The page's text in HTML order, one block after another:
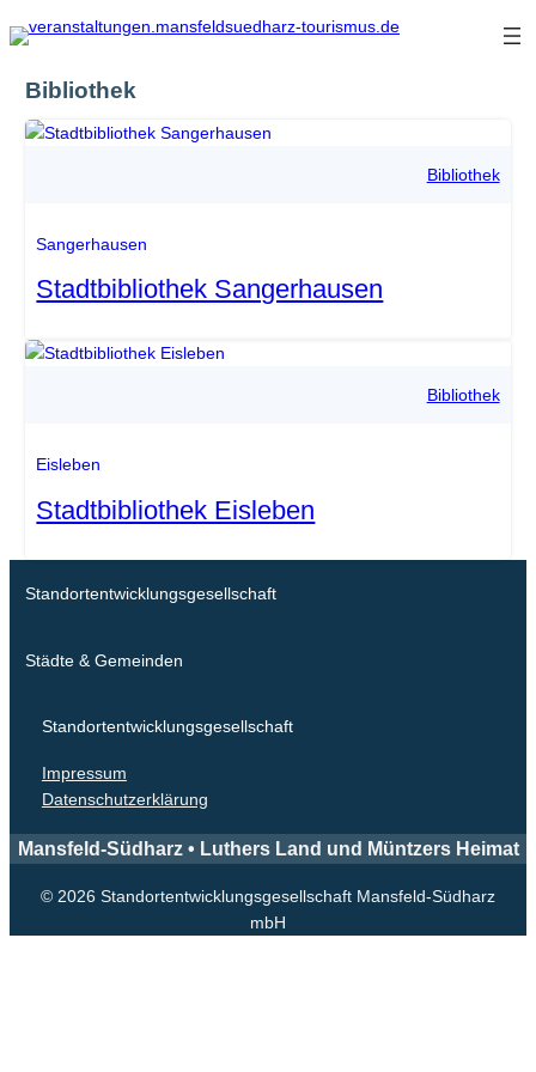
Zum
Inhalt
Bibliothek
Bibliothek
Sangerhausen
Stadtbibliothek Sangerhausen
Bibliothek
Eisleben
Stadtbibliothek Eisleben
Standortentwicklungsgesellschaft
Städte & Gemeinden
Standortentwicklungsgesellschaft
Impressum
Datenschutzerklärung
Mansfeld-Südharz • Luthers Land und Müntzers Heimat
© 2026 Standortentwicklungsgesellschaft Mansfeld-Südharz
mbH